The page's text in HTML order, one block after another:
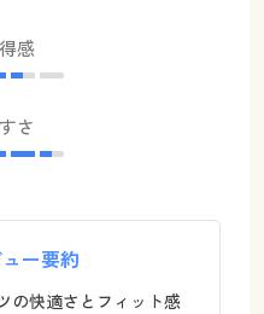
感
さ
ー要約
の快適さとフィット感